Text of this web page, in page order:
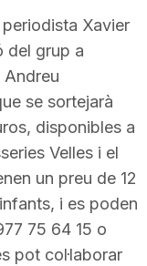
Xavier
del grup a
se sortejarà
disponibles a
Velles i el
un preu de 12
i es poden
75 64 15 o
pot col·laborar